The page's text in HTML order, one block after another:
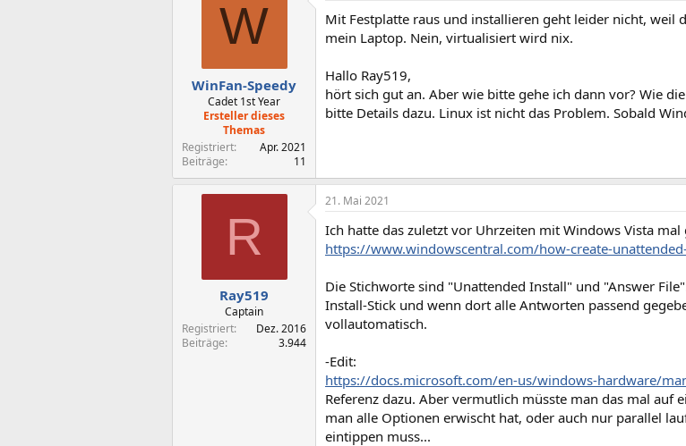
W
WinFan-Speedy
Cadet 1st Year
Ersteller dieses
Themas
Registriert
Apr. 2021
Beiträge
11
Mit Festplatte raus und installieren geht leider nicht, weil
mein Laptop. Nein, virtualisiert wird nix.
Hallo Ray519,
hört sich gut an. Aber wie bitte gehe ich dann vor? Wie
bitte Details dazu. Linux ist nicht das Problem. Sobald
R
Ray519
Captain
Registriert
Dez. 2016
Beiträge
3.944
21. Mai 2021
Ich hatte das zuletzt vor Uhrzeiten mit Windows Vista
https://www.windowscentral.com/how-create-
Die Stichworte sind "Unattended Install" und "Answer
Install-Stick und wenn dort alle Antworten passend
vollautomatisch.
-Edit:
https://docs.microsoft.com/en-us/windows-hardware/
Referenz dazu. Aber vermutlich müsste man das mal
man alle Optionen erwischt hat, oder auch nur parallel
eintippen muss...